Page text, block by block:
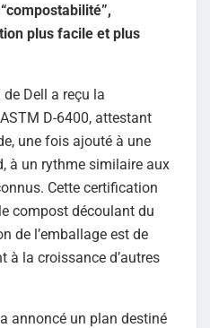
plus facile et plus
Dell a reçu la
D-6400, attestant
une fois ajouté à une
à un rythme similaire aux
Cette certification
compost découlant du
de l’emballage est de
à la croissance d’autres
annoncé un plan destiné